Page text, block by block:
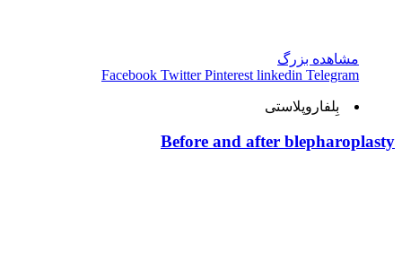
مشاهده بزرگ
Facebook Twitter Pinterest linkedin Telegram
بِلفاروپلاستی
Before and after blepharoplasty